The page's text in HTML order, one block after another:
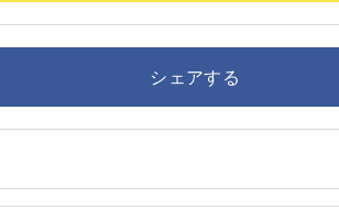
シェアする